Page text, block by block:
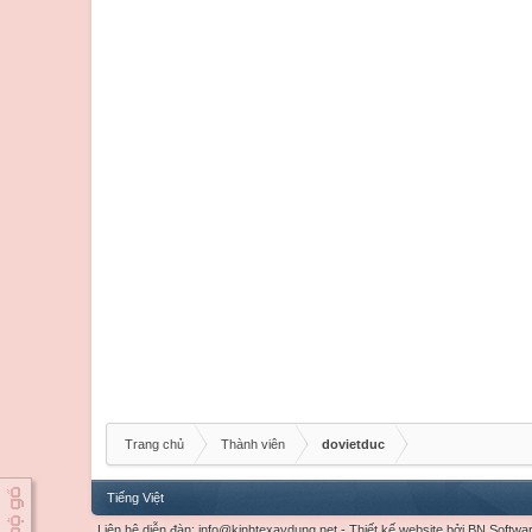
Trang chủ Thành viên dovietduc
Tiếng Việt